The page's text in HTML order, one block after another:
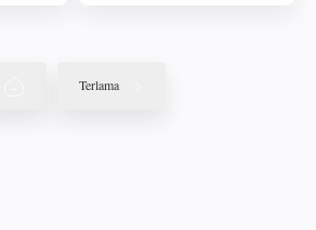
Terlama